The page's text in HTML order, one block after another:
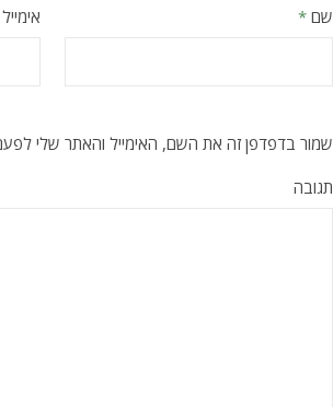
שם * אימייל
שמור בדפדפן זה את השם, האימייל והאתר שלי
תגובה